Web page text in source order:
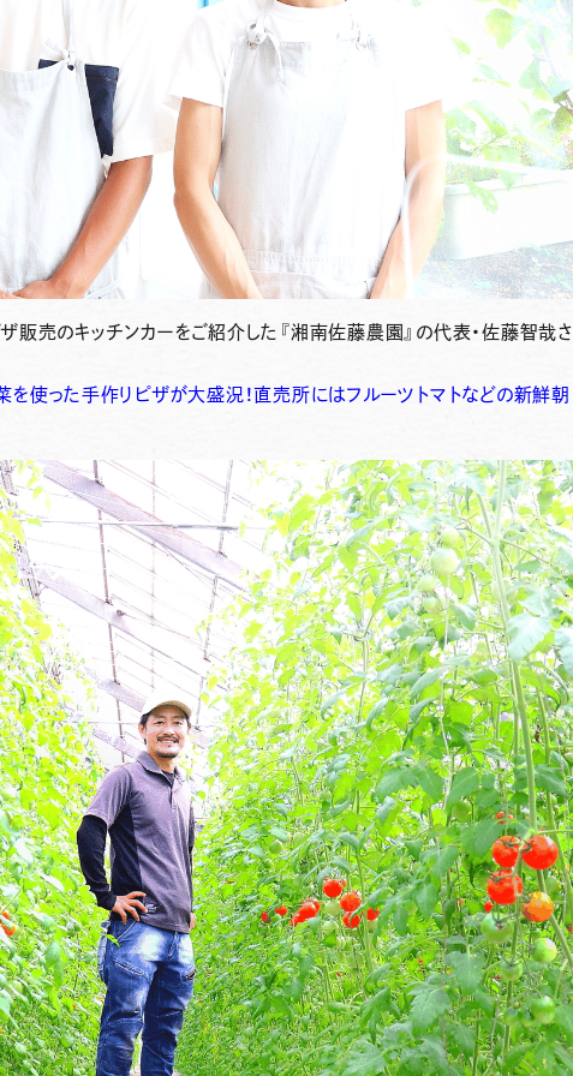
販売のキッチンカーをご紹介した 『湘南佐藤農園』 の代表・佐藤智哉さ
を使った手作りピザが大盛況！直売所にはフルーツトマトなどの新鮮朝